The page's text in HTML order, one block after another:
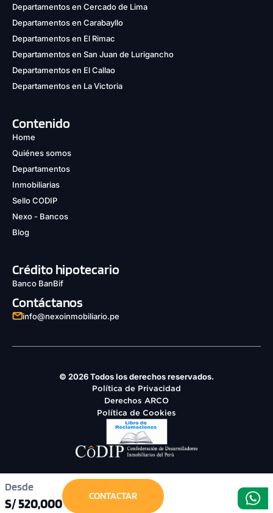
Desde
S/ 520,000 CONTACTAR
Departamentos en Cercado de Lima
Departamentos en Carabayllo
Departamentos en El Rimac
Departamentos en San Juan de Lurigancho
Departamentos en El Callao
Departamentos en La Victoria
Contenido
Home
Quiénes somos
Departamentos
Inmobiliarias
Sello CODIP
Nexo - Bancos
Blog
Crédito hipotecario
Banco BanBif
Contáctanos
info@nexoinmobiliario.pe
© 2026 Todos los derechos reservados.
Política de Privacidad
Derechos ARCO
Política de Cookies